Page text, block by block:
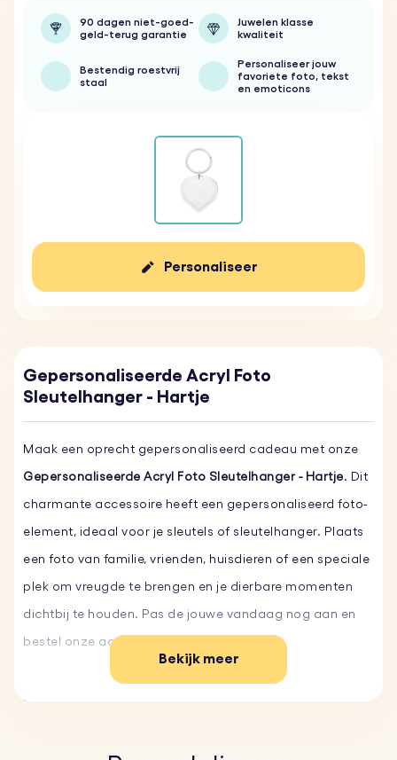
90 dagen niet-goed-
geld-terug garantie
Juwelen klasse
kwaliteit
Bestendig roestvrij
staal
Personaliseer jouw
favoriete foto, tekst
en emoticons
Personaliseer
Gepersonaliseerde Acryl Foto
Sleutelhanger - Hartje
Maak een oprecht gepersonaliseerd cadeau met onze
Gepersonaliseerde Acryl Foto Sleutelhanger - Hartje. Dit
charmante accessoire heeft een gepersonaliseerd foto-
element, ideaal voor je sleutels of sleutelhanger. Plaats
een foto van familie, vrienden, huisdieren of een speciale
plek om vreugde te brengen en je dierbare momenten
dichtbij te houden. Pas de jouwe vandaag nog aan en
bestel onze acryl fotosleutelhangers!
Belangrijkste kenmerken:
Bekijk meer